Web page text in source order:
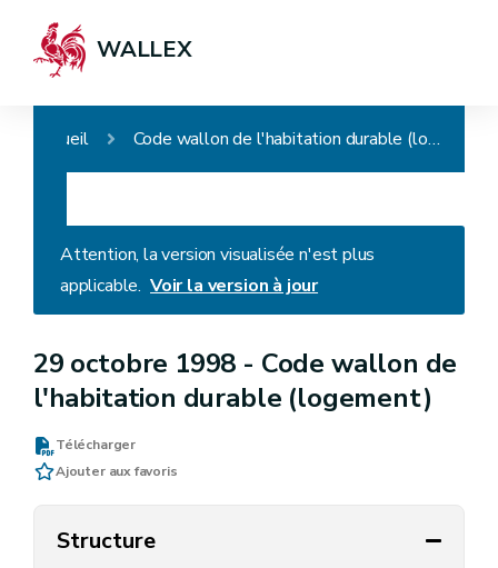
WALLEX
Accueil Code wallon de l'habitation durable (logement)
Attention, la version visualisée n'est plus
applicable. Voir la version à jour
29 octobre 1998 - Code wallon de
l'habitation durable (logement)
Télécharger
Ajouter aux favoris
Structure